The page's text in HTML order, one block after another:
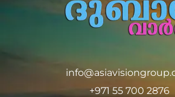
+971 55 700 2876